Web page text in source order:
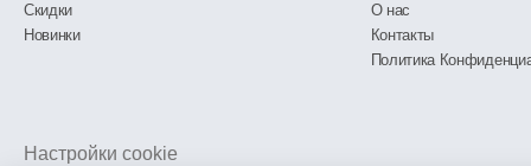
Скидки
Новинки
О нас
Контакты
Политика
Настройки cookie